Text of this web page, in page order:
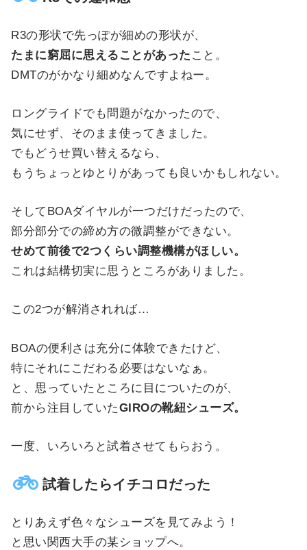
R3の形状で先っぽが細めの形状が、
たまに窮屈に思えることがあった こと。
DMTのがかなり細めなんですよねー。
ロングライドでも問題がなかったので、
気にせず、そのまま使ってきました。
でもどうせ買い替えるなら、
もうちょっとゆとりがあっても良いかもしれない。
そしてBOAダイヤルが一つだけだったので、
部分部分での締め方の微調整ができない。
せめて前後で2つくらい調整機構がほしい。
これは結構切実に思うところがありました。
この2つが解消されれば…
BOAの便利さは充分に体験できたけど、
特にそれにこだわる必要はないなぁ。
と、思っていたところに目についたのが、
前から注目していたGIROの靴紐シューズ。
一度、いろいろと試着させてもらおう。
試着したらイチコロだった
とりあえず色々なシューズを見てみよう！
と思い関西大手の某ショップへ。